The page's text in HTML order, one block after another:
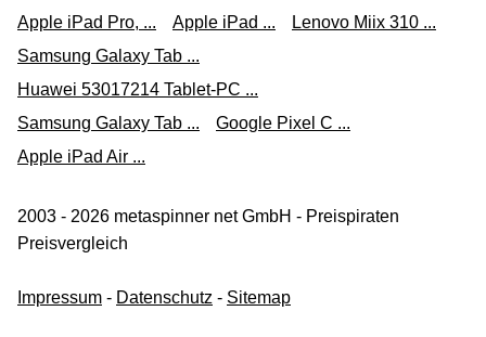
Apple iPad Pro, ...
Apple iPad ...
Lenovo Miix 310 ...
Samsung Galaxy Tab ...
Huawei 53017214 Tablet-PC ...
Samsung Galaxy Tab ...
Google Pixel C ...
Apple iPad Air ...
2003 - 2026 metaspinner net GmbH - Preispiraten
Preisvergleich
Impressum - Datenschutz - Sitemap